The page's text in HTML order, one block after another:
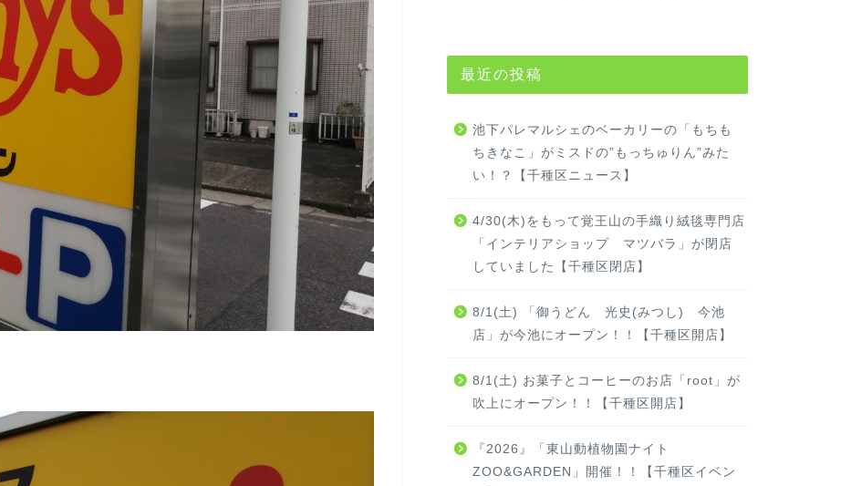
最近の投稿
池下パレマルシェのベーカリーの「もちも
ちきなこ」がミスドの”もっちゅりん”みた
い！？【千種区ニュース】
4/30(木)をもって覚王山の手織り絨毯専門店
「インテリアショップ マツバラ」が閉店
していました【千種区閉店】
8/1(土) 「御うどん 光史(みつし) 今池
店」が今池にオープン！！【千種区開店】
8/1(土) お菓子とコーヒーのお店「root」が
吹上にオープン！！【千種区開店】
『2026』「東山動植物園ナイト
ZOO&GARDEN」開催！！【千種区イベン